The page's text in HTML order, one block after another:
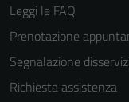
Leggi le FAQ
Prenotazione
Segnalazione
Richiesta assistenza